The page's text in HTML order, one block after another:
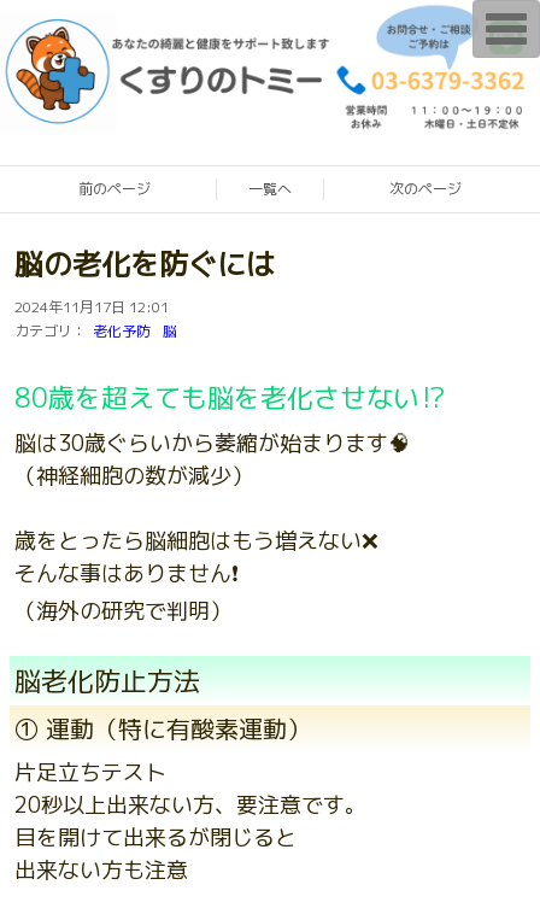
前のページ 一覧へ 次のページ
脳の老化を防ぐには
2024年11月17日 12:01
カテゴリ：
老化予防 脳
80歳を超えても脳を老化させない⁉️
脳は30歳ぐらいから萎縮が始まります🧠
（神経細胞の数が減少）
歳をとったら脳細胞はもう増えない❌
そんな事はありません❗️
（海外の研究で判明）
脳老化防止方法
① 運動（特に有酸素運動）
片足立ちテスト
20秒以上出来ない方、要注意です。
目を開けて出来るが閉じると
出来ない方も注意
T
o
g
g
l
e
n
v